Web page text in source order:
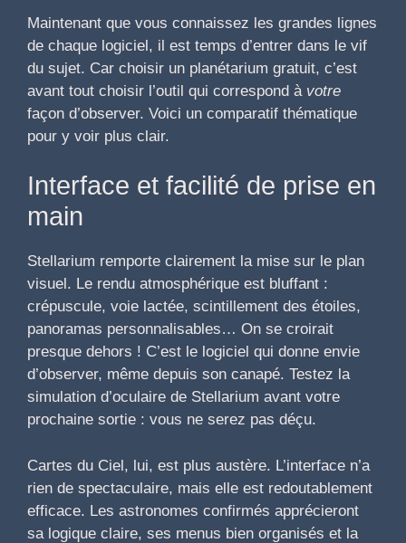
Maintenant que vous connaissez les grandes lignes
de chaque logiciel, il est temps d’entrer dans le vif
du sujet. Car choisir un planétarium gratuit, c’est
avant tout choisir l’outil qui correspond à votre
façon d’observer. Voici un comparatif thématique
pour y voir plus clair.
Interface et facilité de prise en
main
Stellarium remporte clairement la mise sur le plan
visuel. Le rendu atmosphérique est bluffant :
crépuscule, voie lactée, scintillement des étoiles,
panoramas personnalisables… On se croirait
presque dehors ! C’est le logiciel qui donne envie
d’observer, même depuis son canapé. Testez la
simulation d’oculaire de Stellarium avant votre
prochaine sortie : vous ne serez pas déçu.
Cartes du Ciel, lui, est plus austère. L’interface n’a
rien de spectaculaire, mais elle est redoutablement
efficace. Les astronomes confirmés apprécieront
sa logique claire, ses menus bien organisés et la